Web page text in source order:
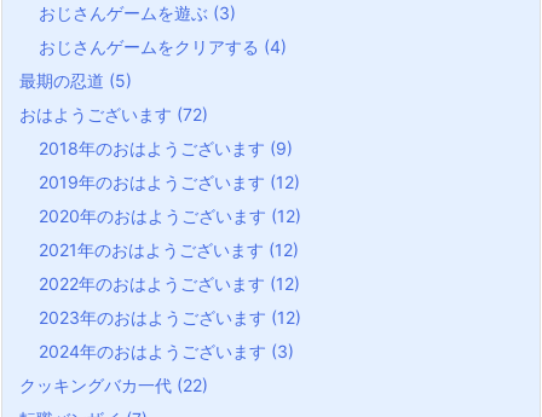
おじさんゲームを遊ぶ (3)
おじさんゲームをクリアする (4)
最期の忍道 (5)
おはようございます (72)
2018年のおはようございます (9)
2019年のおはようございます (12)
2020年のおはようございます (12)
2021年のおはようございます (12)
2022年のおはようございます (12)
2023年のおはようございます (12)
2024年のおはようございます (3)
クッキングバカ一代 (22)